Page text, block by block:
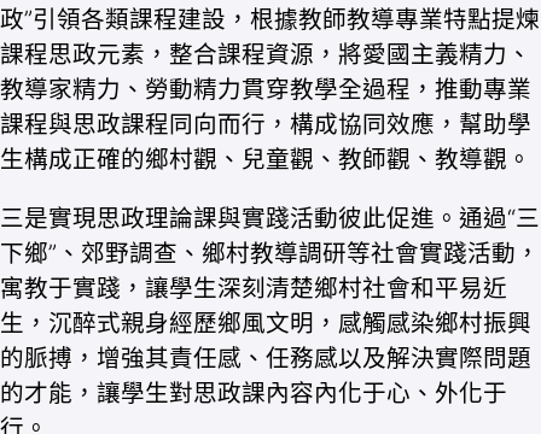
政”引領各類課程建設，根據教師教導專業特點提煉
課程思政元素，整合課程資源，將愛國主義精力、
教導家精力、勞動精力貫穿教學全過程，推動專業
課程與思政課程同向而行，構成協同效應，幫助學
生構成正確的鄉村觀、兒童觀、教師觀、教導觀。
三是實現思政理論課與實踐活動彼此促進。通過“三
下鄉”、郊野調查、鄉村教導調研等社會實踐活動，
寓教于實踐，讓學生深刻清楚鄉村社會和平易近
生，沉醉式親身經歷鄉風文明，感觸感染鄉村振興
的脈搏，增強其責任感、任務感以及解決實際問題
的才能，讓學生對思政課內容內化于心、外化于
行。